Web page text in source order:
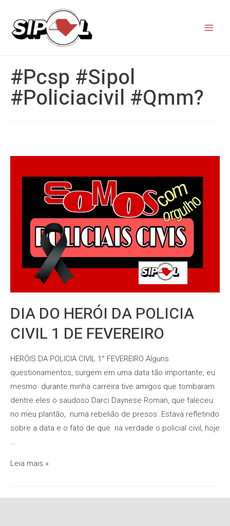
#pcsp #sipol
#policiacivil #qmm?
DIA DO HERÓI DA POLICIA
CIVIL 1 DE FEVEREIRO
HERÓIS DA POLICIA CIVIL 1° FEVEREIRO Alguns
questionamentos, surgem em uma data tão importante, eu
mesmo durante minha carreira tive amigos que tombaram
dentre eles o saudoso Darci Daynese Roman, que faleceu
no meu plantão, numa rebelião de presos. Estava refletindo
sobre a data e o fato de que na verdade o policial civil, hoje
…
Leia mais »